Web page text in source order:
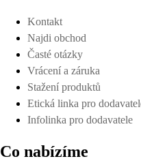
Kontakt
Najdi obchod
Časté otázky
Vrácení a záruka
Stažení produktů
Etická linka pro
Infolinka pro dodavatele
Co nabízíme